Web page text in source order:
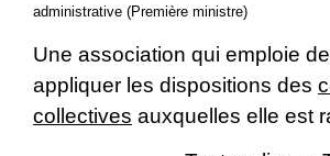
administrative (Première ministre)
Une association qui emploie
appliquer les dispositions des
collectives auxquelles elle est